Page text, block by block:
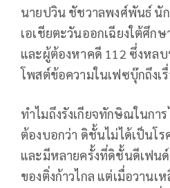
นายปวิน ชัชวาลพงศ์พันธ์ นั
เอเชียตะวันออกเฉียงใต้ศึก
และผู้ต้องหาคดี 112 ซึ่งหล
โพสต์ข้อความในเฟซบุ๊กถึงเรื่
ทำไมถึงรังเกียจทักษิณในกา
ต้องบอกว่า ดิชั้นไม่ได้เป็นโร
และมีหลายครั้งที่ดิชั้นดีเฟน
ของติ่งก้าวไกล แต่เมื่อวานเ